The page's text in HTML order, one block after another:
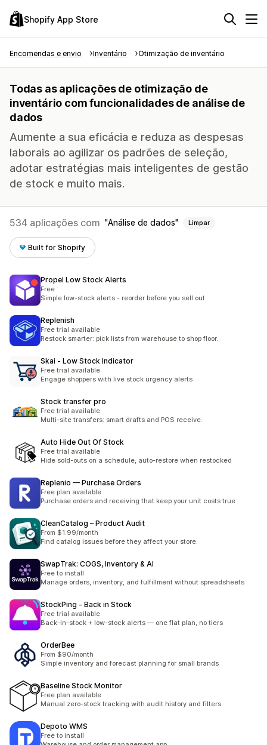
Shopify App Store
Encomendas e envio Inventário Otimização de inventário
Todas as aplicações de otimização de
inventário com funcionalidades de análise de
dados
Aumente a sua eficácia e reduza as despesas
laborais ao agilizar os padrões de seleção,
adotar estratégias mais inteligentes de gestão
de stock e muito mais.
534 aplicações com Análise de dados Limpar
Built for Shopify
Propel Low Stock Alerts
Free
Simple low-stock alerts - reorder before you sell out
Replenish
Free trial available
Restock smarter: pick lists from warehouse to shop floor.
Skai ‑ Low Stock Indicator
Free trial available
Engage shoppers with live stock urgency alerts
Stock transfer pro
Free trial available
Multi-site transfers: smart drafts and POS receive.
Auto Hide Out Of Stock
Free trial available
Hide sold-outs on a schedule, auto-restore when restocked
Replenio — Purchase Orders
Free plan available
Purchase orders and receiving that keep your unit costs true
CleanCatalog – Product Audit
From $1.99/month
Find catalog issues before they affect your store.
SwapTrak: COGS, Inventory & AI
Free to install
Manage orders, inventory, and fulfillment without spreadsheets
StockPing ‑ Back in Stock
Free trial available
Back-in-stock + low-stock alerts — one flat plan, no tiers
OrderBee
From $90/month
Simple inventory and forecast planning for small brands
Baseline Stock Monitor
Free plan available
Manual zero-stock tracking with audit history and filters
Depoto WMS
Free to install